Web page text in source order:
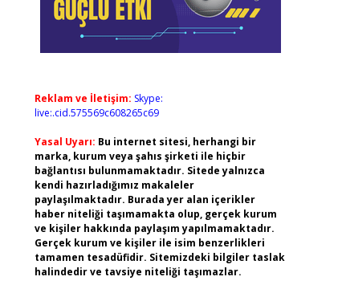
Reklam ve İletişim: Skype:
live:.cid.575569c608265c69
Yasal Uyarı: Bu internet sitesi, herhangi bir
marka, kurum veya şahıs şirketi ile hiçbir
bağlantısı bulunmamaktadır. Sitede yalnızca
kendi hazırladığımız makaleler
paylaşılmaktadır. Burada yer alan içerikler
haber niteliği taşımamakta olup, gerçek kurum
ve kişiler hakkında paylaşım yapılmamaktadır.
Gerçek kurum ve kişiler ile isim benzerlikleri
tamamen tesadüfidir. Sitemizdeki bilgiler taslak
halindedir ve tavsiye niteliği taşımazlar.